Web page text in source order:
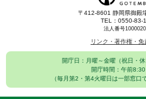
〒412-8601 静岡県御殿
TEL：0550-83-
法人番号
リンク・著作権・免
開庁日：月曜～金曜（祝日・休
開庁時間：午前
（毎月第2・第4火曜日は一部窓口